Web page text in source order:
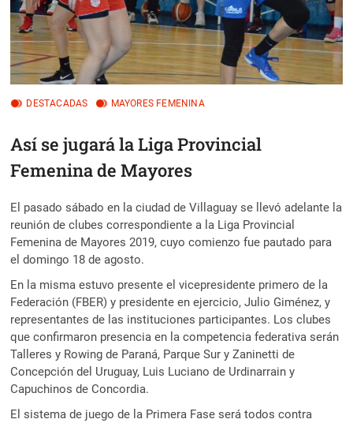
DESTACADAS MAYORES FEMENINA
Así se jugará la Liga Provincial
Femenina de Mayores
El pasado sábado en la ciudad de Villaguay se llevó adelante la
reunión de clubes correspondiente a la Liga Provincial
Femenina de Mayores 2019, cuyo comienzo fue pautado para
el domingo 18 de agosto.
En la misma estuvo presente el vicepresidente primero de la
Federación (FBER) y presidente en ejercicio, Julio Giménez, y
representantes de las instituciones participantes. Los clubes
que confirmaron presencia en la competencia federativa serán
Talleres y Rowing de Paraná, Parque Sur y Zaninetti de
Concepción del Uruguay, Luis Luciano de Urdinarrain y
Capuchinos de Concordia.
El sistema de juego de la Primera Fase será todos contra